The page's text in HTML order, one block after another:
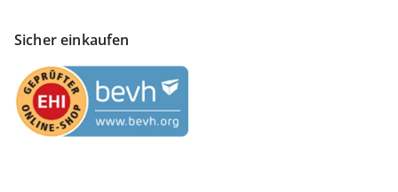
Sicher einkaufen